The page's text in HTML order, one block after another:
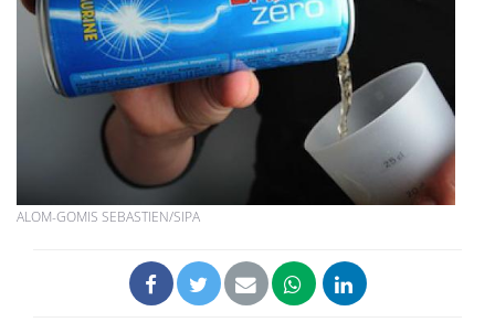
ALOM-GOMIS SEBASTIEN/SIPA